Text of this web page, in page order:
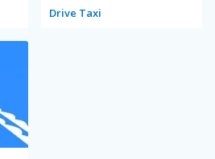
Drive Taxi